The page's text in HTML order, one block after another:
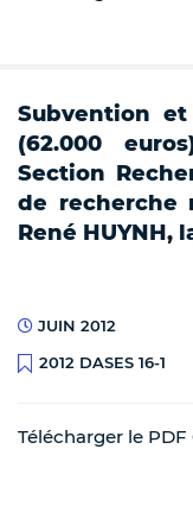
Subvention
(62.000
Section
de recherche
René HUYNH,
JUIN 2012
2012 DASES 16-1
Télécharger le PDF